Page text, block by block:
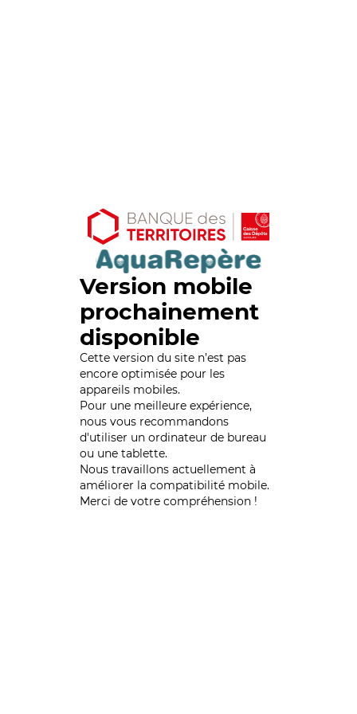
Version mobile
prochainement
disponible
Cette version du site n’est pas
encore optimisée pour les
appareils mobiles.
Pour une meilleure expérience,
nous vous recommandons
d'utiliser un ordinateur de bureau
ou une tablette.
Nous travaillons actuellement à
améliorer la compatibilité mobile.
Merci de votre compréhension !